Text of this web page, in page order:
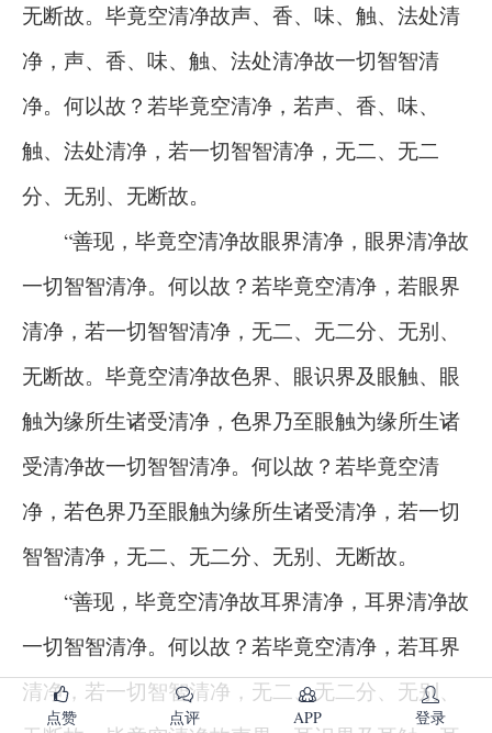
无断故。毕竟空清净故声、香、味、触、法处清
净，声、香、味、触、法处清净故一切智智清
净。何以故？若毕竟空清净，若声、香、味、
触、法处清净，若一切智智清净，无二、无二
分、无别、无断故。
“善现，毕竟空清净故眼界清净，眼界清净故
一切智智清净。何以故？若毕竟空清净，若眼界
清净，若一切智智清净，无二、无二分、无别、
无断故。毕竟空清净故色界、眼识界及眼触、眼
触为缘所生诸受清净，色界乃至眼触为缘所生诸
受清净故一切智智清净。何以故？若毕竟空清
净，若色界乃至眼触为缘所生诸受清净，若一切
智智清净，无二、无二分、无别、无断故。
“善现，毕竟空清净故耳界清净，耳界清净故
一切智智清净。何以故？若毕竟空清净，若耳界
清净，若一切智智清净，无二、无二分、无别、
点赞 点评 APP 登录